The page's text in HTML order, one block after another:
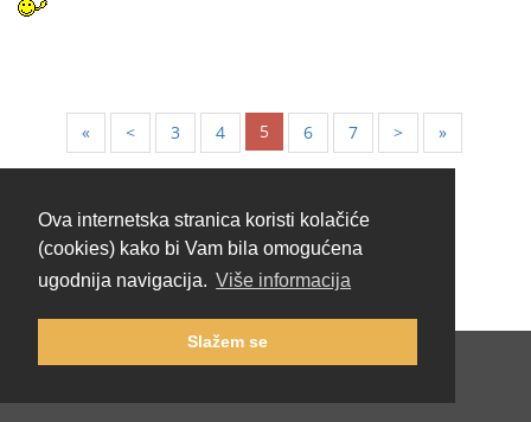
Ova internetska stranica koristi kolačiće
(cookies) kako bi Vam bila omogućena
ugodnija navigacija. Više informacija
Slažem se
« < 3 4 5 6 7 > »